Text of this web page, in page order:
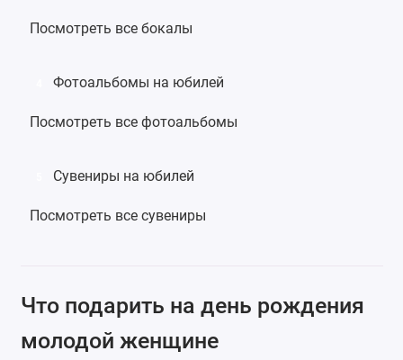
Посмотреть все бокалы
Фотоальбомы на юбилей
Посмотреть все фотоальбомы
Сувениры на юбилей
Посмотреть все сувениры
Что подарить на день рождения
молодой женщине